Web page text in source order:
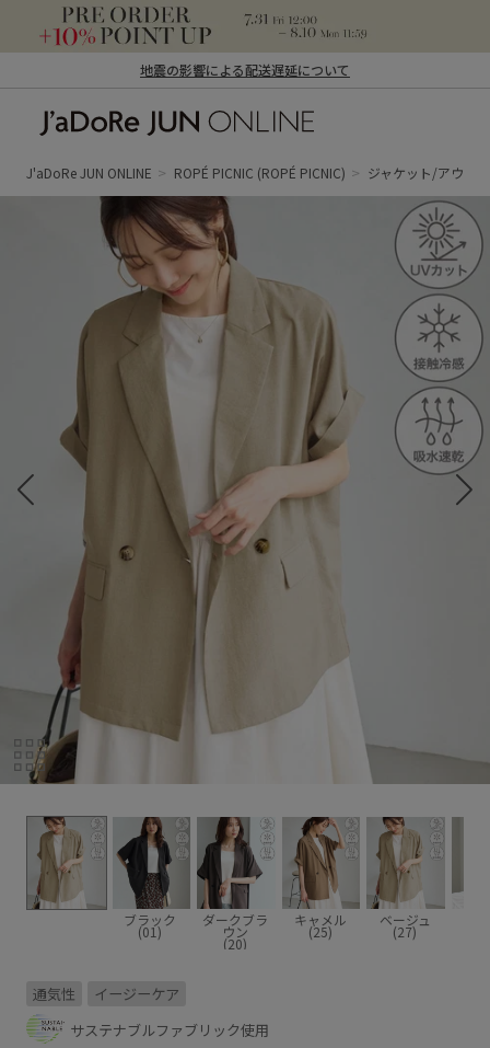
地震の影響による配送遅延について
ン オンライン）
J'aDoRe JUN ONLINE ROPÉ PICNIC (ROPÉ PICNIC) ジャケット/アウタ
ブラック
(01)
ダークブラ
ウン
(20)
キャメル
(25)
ベージュ
(27)
通気性
イージーケア
サステナブルファブリック使用